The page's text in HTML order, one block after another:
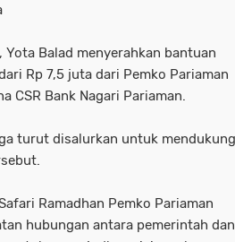
Yota Balad menyerahkan bantuan
Rp 7,5 juta dari Pemko Pariaman
CSR Bank Nagari Pariaman.
turut disalurkan untuk mendukung
Ramadhan Pemko Pariaman
hubungan antara pemerintah dan